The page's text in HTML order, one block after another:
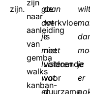
zijn.
zijn
naar
aanleiding
van
gemba
walks
kanban-
gaan
dat
je
moet
luisteren
wat
er
de
werkvloer
is
niet
voldoende
voor
duurzame
wilt
je
er